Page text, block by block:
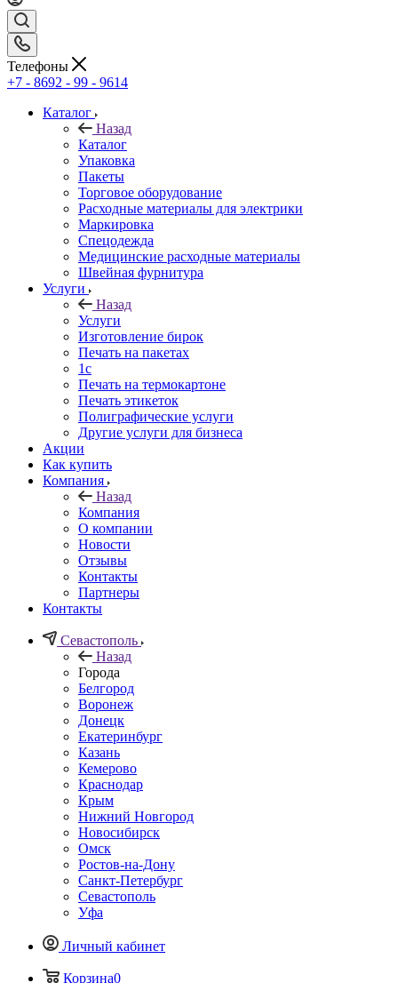
Телефоны
+7 - 8692 - 99 - 9614
Каталог
Назад
Каталог
Упаковка
Пакеты
Торговое оборудование
Расходные материалы для электрики
Маркировка
Спецодежда
Медицинские расходные материалы
Швейная фурнитура
Услуги
Назад
Услуги
Изготовление бирок
Печать на пакетах
1c
Печать на термокартоне
Печать этикеток
Полиграфические услуги
Другие услуги для бизнеса
Акции
Как купить
Компания
Назад
Компания
О компании
Новости
Отзывы
Контакты
Партнеры
Контакты
Севастополь
Назад
Города
Белгород
Воронеж
Донецк
Екатеринбург
Казань
Кемерово
Краснодар
Крым
Нижний Новгород
Новосибирск
Омск
Ростов-на-Дону
Санкт-Петербург
Севастополь
Уфа
Личный кабинет
Корзина0